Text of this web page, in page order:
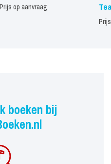
Prijs op aanvraag
boeken bij